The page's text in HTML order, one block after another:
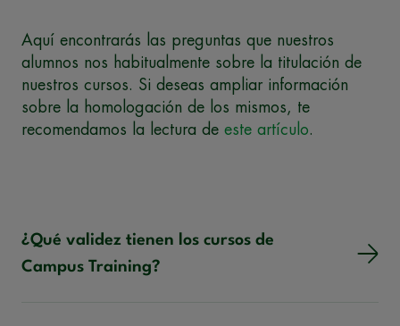
Aquí encontrarás las preguntas que nuestros
alumnos nos habitualmente sobre la titulación de
nuestros cursos. Si deseas ampliar información
sobre la homologación de los mismos, te
recomendamos la lectura de este artículo.
¿Qué validez tienen los cursos de
Campus Training?